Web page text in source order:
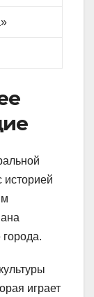
историей
города.
играет